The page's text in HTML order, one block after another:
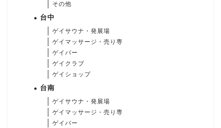
その他
台中
ゲイサウナ・発展場
ゲイマッサージ・売り専
ゲイバー
ゲイクラブ
ゲイショップ
台南
ゲイサウナ・発展場
ゲイマッサージ・売り専
ゲイバー